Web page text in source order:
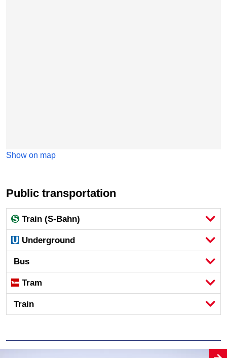
Show on map
Public transportation
Train (S-Bahn)
Underground
Bus
Tram
Train